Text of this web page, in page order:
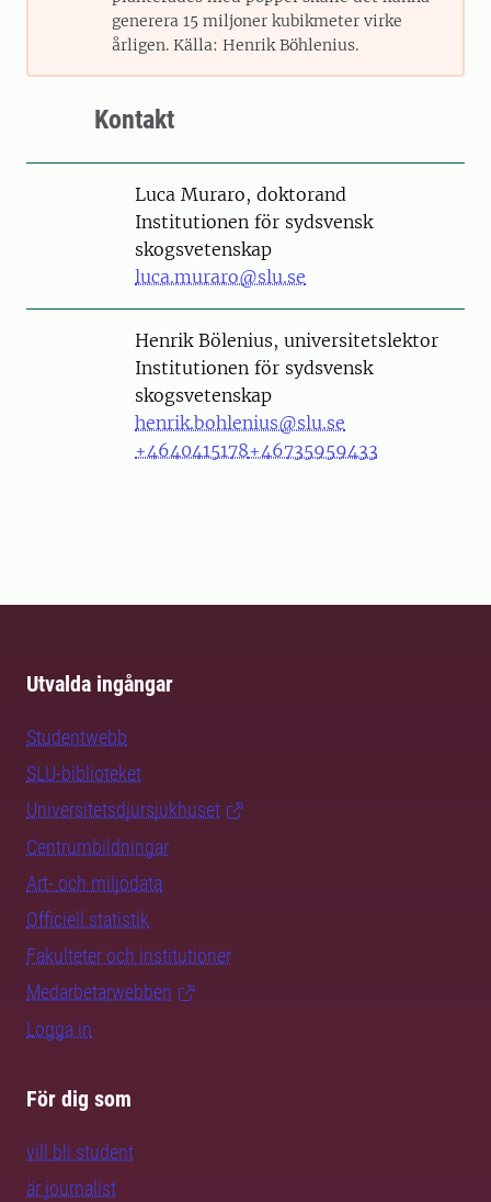
generera 15 miljoner kubikmeter virke
årligen. Källa: Henrik Böhlenius.
Kontakt
PersonLuca Muraro, doktorand
Institutionen för sydsvensk
skogsvetenskap
luca.muraro@slu.se
PersonHenrik Bölenius, universitetslektor
Institutionen för sydsvensk
skogsvetenskap
henrik.bohlenius@slu.se
+4640415178+46735959433
Utvalda ingångar
Studentwebb
SLU-biblioteket
Universitetsdjursjukhuset
Centrumbildningar
Art- och miljödata
Officiell statistik
Fakulteter och institutioner
Medarbetarwebben
Logga in
För dig som
vill bli student
är journalist